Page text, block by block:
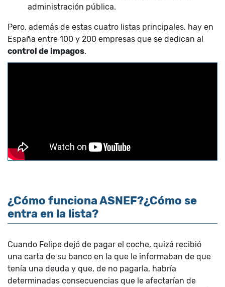
administración pública.
Pero, además de estas cuatro listas principales, hay en
España entre 100 y 200 empresas que se dedican al
control de impagos.
¿Cómo funciona ASNEF?¿Cómo se
entra en la lista?
Cuando Felipe dejó de pagar el coche, quizá recibió
una carta de su banco en la que le informaban de que
tenía una deuda y que, de no pagarla, habría
determinadas consecuencias que le afectarían de